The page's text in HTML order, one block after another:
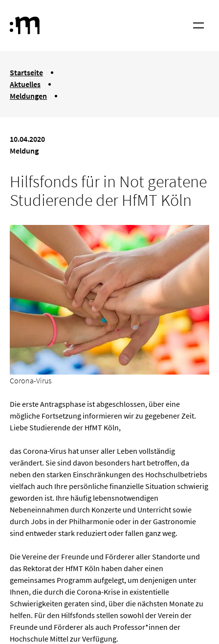
Hochschule für Musik und Tanz Köln Menü
You are here:
Startseite
Aktuelles
Meldungen
Hilfsfonds für in Not geratene Studierende der HfMT Köln
10.04.2020
Meldung
Hilfsfonds für in Not geratene
Studierende der HfMT Köln
Corona-Virus
Die erste Antragsphase ist abgeschlossen, über eine
mögliche Fortsetzung informieren wir zu gegebener Zeit.
Liebe Studierende der HfMT Köln,
das Corona-Virus hat unser aller Leben vollständig
verändert. Sie sind davon besonders hart betroffen, da
neben den starken Einschränkungen des Hochschulbetriebs
vielfach auch Ihre persönliche finanzielle Situation schwierig
geworden ist. Ihre häufig lebensnotwendigen
Nebeneinnahmen durch Konzerte und Unterricht sowie
durch Jobs in der Philharmonie oder in der Gastronomie
sind entweder stark reduziert oder fallen ganz weg.
Die Vereine der Freunde und Förderer aller Standorte und
das Rektorat der HfMT Köln haben daher einen
gemeinsames Programm aufgelegt, um denjenigen unter
Ihnen, die durch die Corona-Krise in existentielle
Schwierigkeiten geraten sind, über die nächsten Monate zu
helfen. Für den Hilfsfonds stellen sowohl der Verein der
Freunde und Förderer als auch Professor*innen der
Hochschule Mittel zur Verfügung.